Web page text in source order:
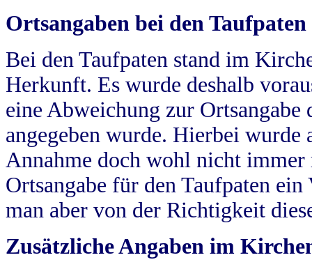
Ortsangaben bei den Taufpaten
Bei den Taufpaten stand im
Herkunft. Es wurde deshalb
eine Abweichung zur
angegeben wurde. Hierbei wurde
Annahme doch wohl nicht
Ortsangabe für den Taufpaten
man aber von der Richtigkeit
Zusätzliche Angaben im